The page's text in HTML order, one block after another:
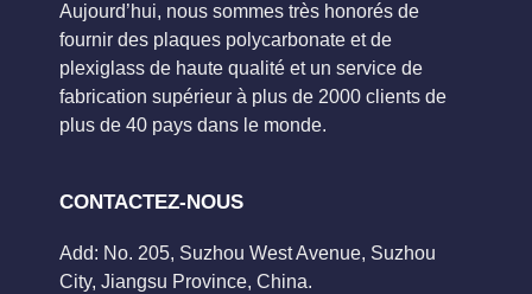
Aujourd’hui, nous sommes très honorés de
fournir des plaques polycarbonate et de
plexiglass de haute qualité et un service de
fabrication supérieur à plus de 2000 clients de
plus de 40 pays dans le monde.
CONTACTEZ-NOUS
Add: No. 205, Suzhou West Avenue, Suzhou
City, Jiangsu Province, China.